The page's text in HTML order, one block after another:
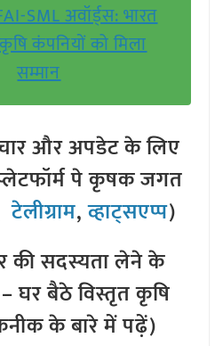
SML अवॉर्ड्स: भारत
कंपनियों को मिला
सम्मान
और अपडेट के लिए
पे कृषक जगत
टेलीग्राम,व्हाट्सएप्प)
सदस्यता लेने के
घर बैठे विस्तृत कृषि
के बारे में पढ़ें)